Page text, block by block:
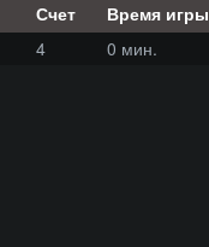
Счет
Время игры
4 0 мин.